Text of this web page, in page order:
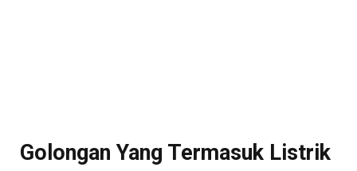
Golongan Yang Termasuk Listrik